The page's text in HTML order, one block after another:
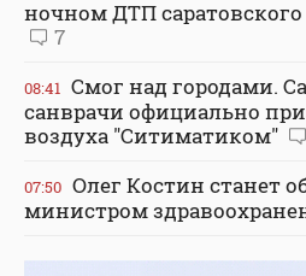
ночном ДТП
7
08:41 Смог над городами.
санврачи официально
воздуха "Ситиматиком"
07:50 Олег Костин станет
министром